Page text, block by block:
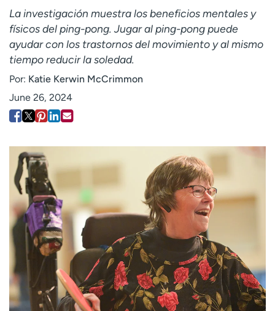
About UCHealth
Classes & events
Ready. Set. CO.
Clinical trials
Employees
Media inquiries
Financial assistance
Contact us
e
m
i
n
La investigación muestra los beneficios mentales y
físicos del ping-pong. Jugar al ping-pong puede
ayudar con los trastornos del movimiento y al mismo
tiempo reducir la soledad.
Por: Katie Kerwin McCrimmon
June 26, 2024